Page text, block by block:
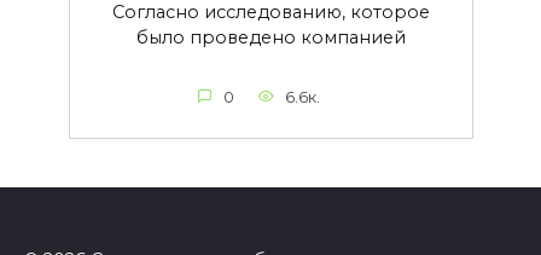
Согласно исследованию, которое
было проведено компанией
0 6.6к.